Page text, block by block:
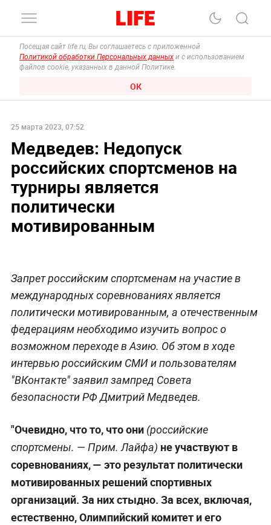
Посещая сайт life.ru, Вы соглашаетесь с приложенной
Политикой обработки Персональных данных и с использованием
файлов cookie, указанных в данной Политике.
ОК
25 марта 2023, 07:52
Медведев: Недопуск
российских спортсменов на
турниры является
политически
мотивированным
Запрет российским спортсменам на участие в
международных соревнованиях является
политически мотивированным, а отечественным
федерациям необходимо изучить вопрос о
возможном переходе в Азию. Об этом в ходе
интервью российским СМИ и пользователям
"ВКонтакте" заявил зампред Совета
безопасности РФ Дмитрий Медведев.
"Очевидно, что то, что они (российские
спортсмены. — Прим. Лайфа) не участвуют в
соревнованиях, — это результат политически
мотивированных решений спортивных
организаций. За них стыдно. За всех, включая,
естественно, Олимпийский комитет и его